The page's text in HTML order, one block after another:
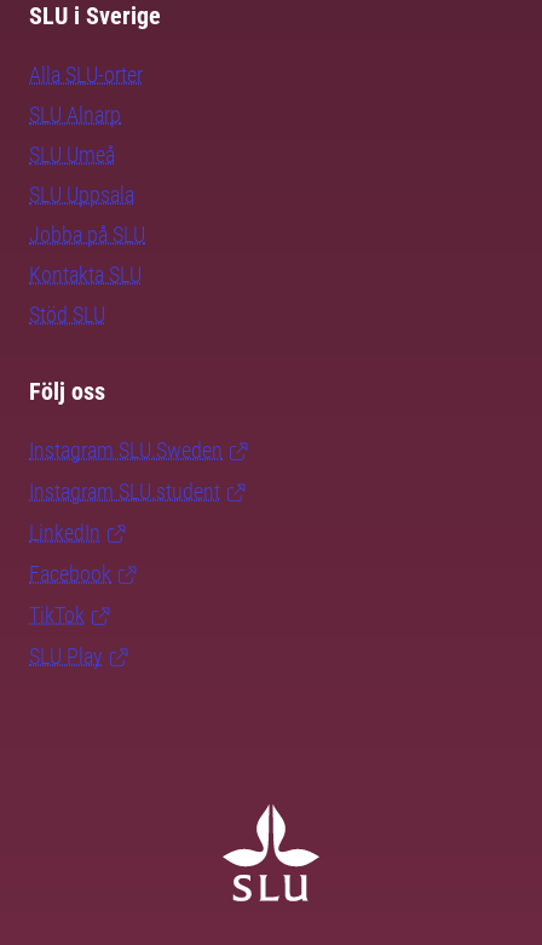
SLU i Sverige
Alla SLU-orter
SLU Alnarp
SLU Umeå
SLU Uppsala
Jobba på SLU
Kontakta SLU
Stöd SLU
Följ oss
Instagram SLU.Sweden
Instagram SLU.student
LinkedIn
Facebook
TikTok
SLU Play